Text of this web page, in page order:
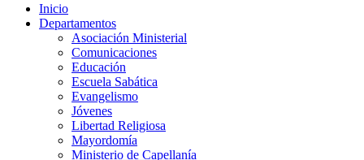
Inicio
Departamentos
Asociación Ministerial
Comunicaciones
Educación
Escuela Sabática
Evangelismo
Jóvenes
Libertad Religiosa
Mayordomía
Ministerio de Capellanía